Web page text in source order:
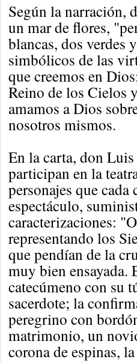
Según la narración,
un mar de flores,
blancas, dos verdes
simbólicos de las
que creemos en
Reino de los Cielos
amamos a Dios
nosotros mismos.
En la carta, don
participan en la
personajes que
espectáculo,
caracterizaciones:
representando los
que pendían de la
muy bien ensayada.
catecúmeno con su
sacerdote; la
peregrino con
matrimonio, un
corona de espinas,